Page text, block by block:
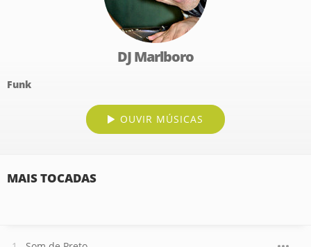
DJ Marlboro
Funk
OUVIR MÚSICAS
MAIS TOCADAS